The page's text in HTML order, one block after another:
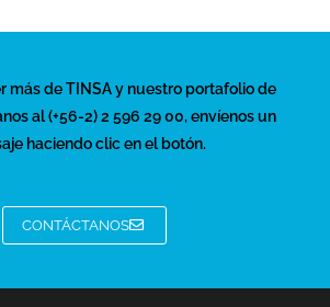
más de TINSA y nuestro portafolio de
al (+56-2) 2 596 29 00, envíenos un
haciendo clic en el botón.
CONTÁCTANOS